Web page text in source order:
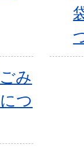
み
つ